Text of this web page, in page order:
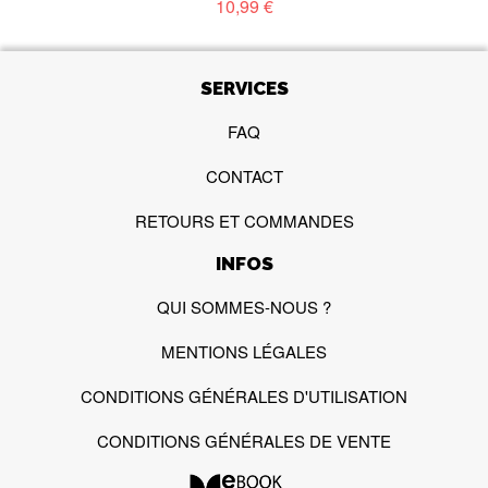
10,99 €
SERVICES
FAQ
CONTACT
RETOURS ET COMMANDES
INFOS
QUI SOMMES-NOUS ?
MENTIONS LÉGALES
CONDITIONS GÉNÉRALES D'UTILISATION
CONDITIONS GÉNÉRALES DE VENTE